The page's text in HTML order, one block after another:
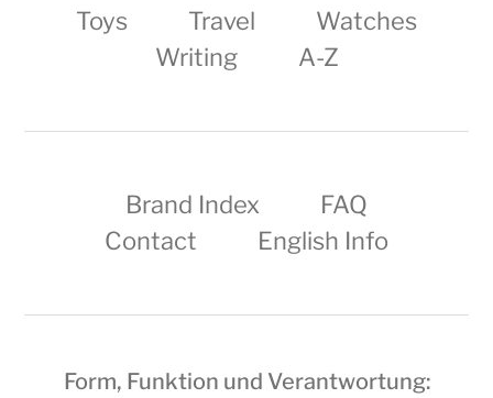
Toys
Travel
Watches
Writing
A-Z
Brand Index
FAQ
Contact
English Info
Form, Funktion und Verantwortung: